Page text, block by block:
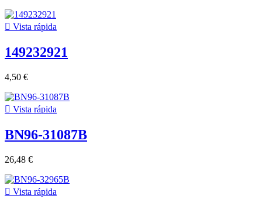
 Vista rápida
149232921
4,50 €
 Vista rápida
BN96-31087B
26,48 €
 Vista rápida